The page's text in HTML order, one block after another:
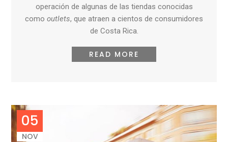
operación de algunas de las tiendas conocidas
como outlets, que atraen a cientos de consumidores
de Costa Rica.
READ MORE
05
NOV